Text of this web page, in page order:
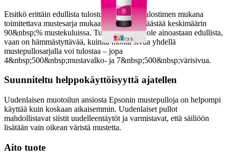
Etsitkö erittäin edullista tulostusratkaisua? Tulostimen mukana
toimitettava mustesarja mukaan lukien voit säästää keskimäärin
90&nbsp;% mustekuluissa. Tulostaminen ei ole ainoastaan edullista,
vaan on hämmästyttävää, kuinka monta sivua yhdellä
mustepullosarjalla voi tulostaa – jopa
4&nbsp;500&nbsp;mustavalko- ja 7&nbsp;500&nbsp;värisivua.
Suunniteltu helppokäyttöisyyttä ajatellen
Uudenlaisen muotoilun ansiosta Epsonin mustepulloja on helpompi
käyttää kuin koskaan aikaisemmin. Uudenlaiset pullot
mahdollistavat siistit uudelleentäytöt ja varmistavat, että säiliöön
lisätään vain oikean väristä mustetta.
Aito tuote